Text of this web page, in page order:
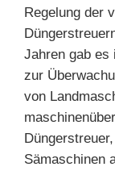
Regelung der
Jahren gab es
zur
von
Sämaschinen